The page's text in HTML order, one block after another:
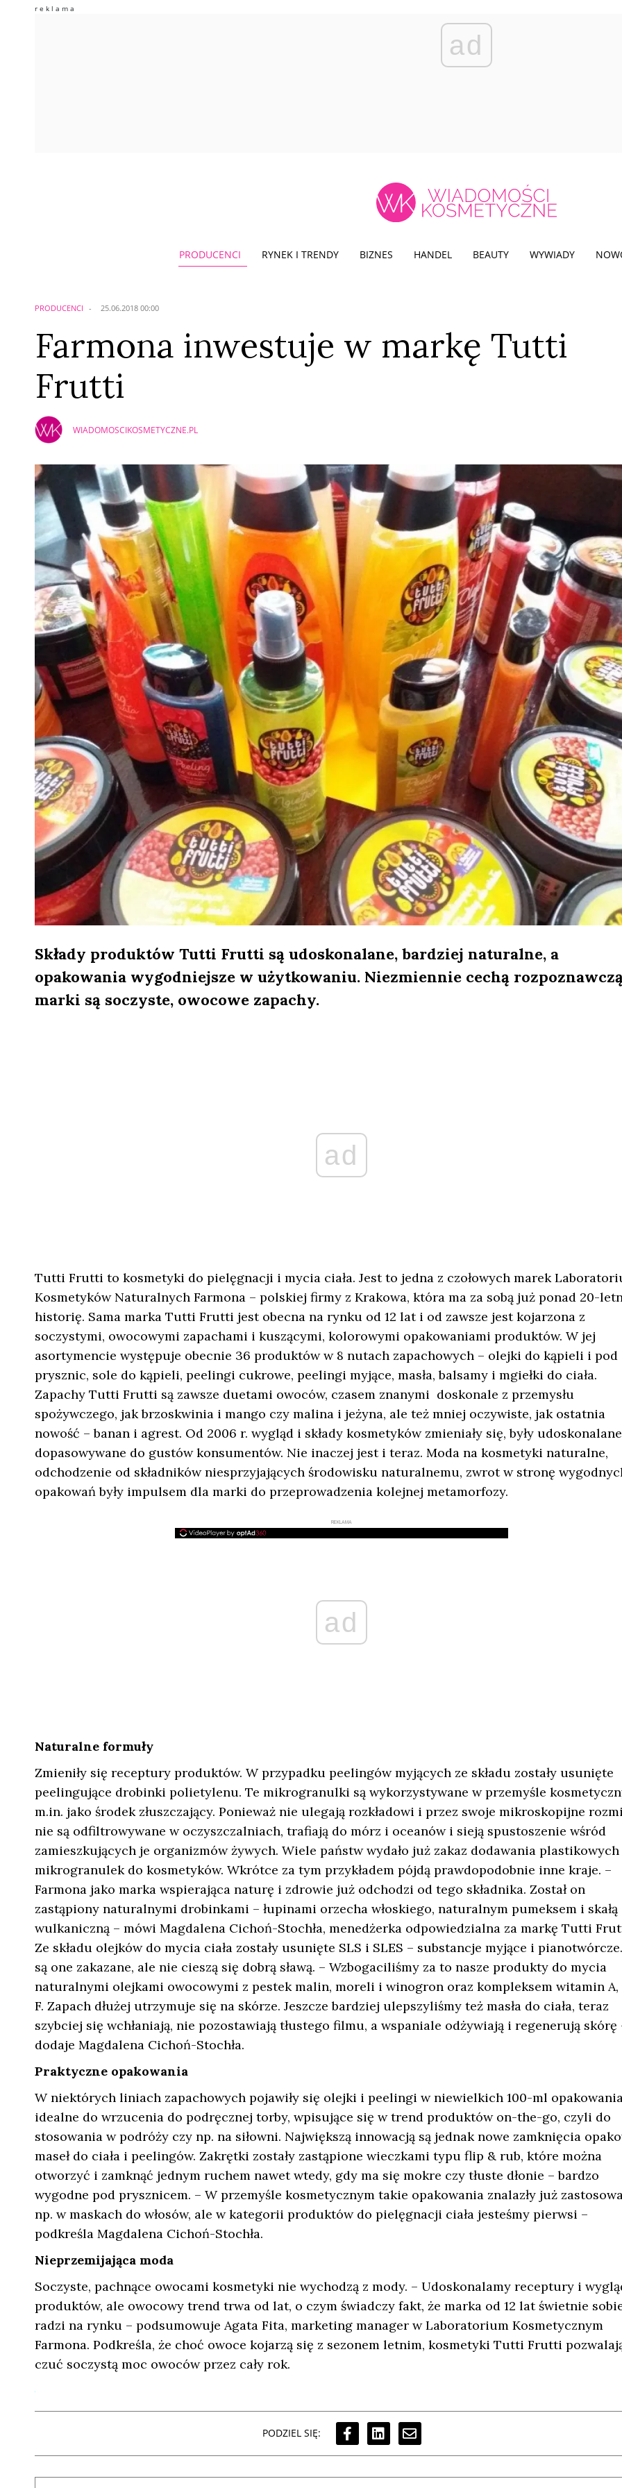
ad
PRODUCENCI RYNEK I TRENDY BIZNES HANDEL BEAUTY WYWIADY
PRODUCENCI 25.06.2018 00:00
Farmona inwestuje w markę Tutti
Frutti
WIADOMOSCIKOSMETYCZNE.PL
Składy produktów Tutti Frutti są udoskonalane, bardziej naturalne, a
opakowania wygodniejsze w użytkowaniu. Niezmiennie cechą
marki są soczyste, owocowe zapachy.
ad
Tutti Frutti to kosmetyki do pielęgnacji i mycia ciała. Jest to jedna z czołowych marek
Kosmetyków Naturalnych Farmona – polskiej firmy z Krakowa, która ma za sobą już ponad 20-
historię. Sama marka Tutti Frutti jest obecna na rynku od 12 lat i od zawsze jest kojarzona z
soczystymi, owocowymi zapachami i kuszącymi, kolorowymi opakowaniami produktów. W jej
asortymencie występuje obecnie 36 produktów w 8 nutach zapachowych – olejki do kąpieli i pod
prysznic, sole do kąpieli, peelingi cukrowe, peelingi myjące, masła, balsamy i mgiełki do ciała.
Zapachy Tutti Frutti są zawsze duetami owoców, czasem znanymi doskonale z przemysłu
spożywczego, jak brzoskwinia i mango czy malina i jeżyna, ale też mniej oczywiste, jak ostatnia
nowość – banan i agrest. Od 2006 r. wygląd i składy kosmetyków zmieniały się, były
dopasowywane do gustów konsumentów. Nie inaczej jest i teraz. Moda na kosmetyki naturalne,
odchodzenie od składników niesprzyjających środowisku naturalnemu, zwrot w stronę
opakowań były impulsem dla marki do przeprowadzenia kolejnej metamorfozy.
REKLAMA
ad
Naturalne formuły
Zmieniły się receptury produktów. W przypadku peelingów myjących ze składu zostały usunięte
peelingujące drobinki polietylenu. Te mikrogranulki są wykorzystywane w przemyśle
m.in. jako środek złuszczający. Ponieważ nie ulegają rozkładowi i przez swoje mikroskopijne
nie są odfiltrowywane w oczyszczalniach, trafiają do mórz i oceanów i sieją spustoszenie wśród
zamieszkujących je organizmów żywych. Wiele państw wydało już zakaz dodawania plastikowych
mikrogranulek do kosmetyków. Wkrótce za tym przykładem pójdą prawdopodobnie inne kraje. –
Farmona jako marka wspierająca naturę i zdrowie już odchodzi od tego składnika. Został on
zastąpiony naturalnymi drobinkami – łupinami orzecha włoskiego, naturalnym pumeksem i skałą
wulkaniczną – mówi Magdalena Cichoń-Stochła, menedżerka odpowiedzialna za markę Tutti
Ze składu olejków do mycia ciała zostały usunięte SLS i SLES – substancje myjące i
są one zakazane, ale nie cieszą się dobrą sławą. – Wzbogaciliśmy za to nasze produkty do mycia
naturalnymi olejkami owocowymi z pestek malin, moreli i winogron oraz kompleksem witamin A,
F. Zapach dłużej utrzymuje się na skórze. Jeszcze bardziej ulepszyliśmy też masła do ciała, teraz
szybciej się wchłaniają, nie pozostawiają tłustego filmu, a wspaniale odżywiają i regenerują skórę
dodaje Magdalena Cichoń-Stochła.
Praktyczne opakowania
W niektórych liniach zapachowych pojawiły się olejki i peelingi w niewielkich 100-ml
idealne do wrzucenia do podręcznej torby, wpisujące się w trend produktów on-the-go, czyli do
stosowania w podróży czy np. na siłowni. Największą innowacją są jednak nowe zamknięcia
maseł do ciała i peelingów. Zakrętki zostały zastąpione wieczkami typu flip & rub, które można
otworzyć i zamknąć jednym ruchem nawet wtedy, gdy ma się mokre czy tłuste dłonie – bardzo
wygodne pod prysznicem. – W przemyśle kosmetycznym takie opakowania znalazły już
np. w maskach do włosów, ale w kategorii produktów do pielęgnacji ciała jesteśmy pierwsi –
podkreśla Magdalena Cichoń-Stochła.
Nieprzemijająca moda
Soczyste, pachnące owocami kosmetyki nie wychodzą z mody. – Udoskonalamy receptury i
produktów, ale owocowy trend trwa od lat, o czym świadczy fakt, że marka od 12 lat świetnie
radzi na rynku – podsumowuje Agata Fita, marketing manager w Laboratorium Kosmetycznym
Farmona. Podkreśla, że choć owoce kojarzą się z sezonem letnim, kosmetyki Tutti Frutti
czuć soczystą moc owoców przez cały rok.
PODZIEL SIĘ: